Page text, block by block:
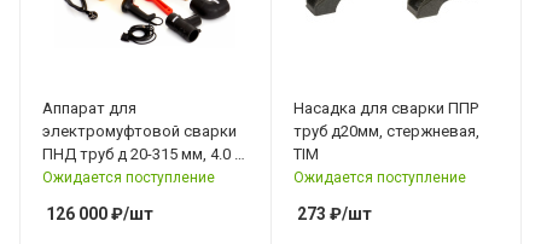
Аппарат для
электромуфтовой сварки
ПНД труб д 20-315 мм, 4.0 и
4.7 мм, GAS FUSION EF-315
Ожидается поступление
126 000₽/шт
Насадка для сварки ППР
труб д20мм, стержневая,
TIM
Ожидается поступление
273 ₽/шт